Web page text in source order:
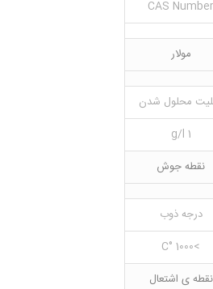
CAS Number
مولار
محلول شدن
1 g/l
نقطه جوش
درجه ذوب
>1000 °C
نقطه ی اشتعال